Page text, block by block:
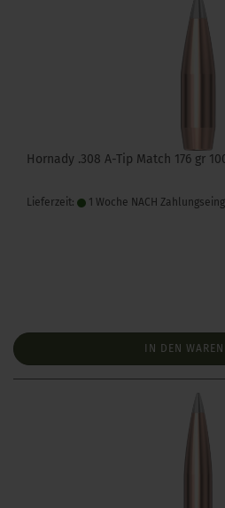
Hornady .308 A-Tip Match 176 gr
Lieferzeit: 1 Woche NACH
IN DEN